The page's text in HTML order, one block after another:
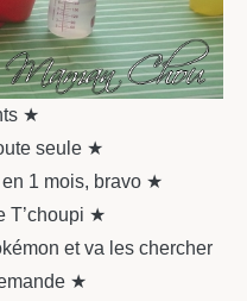
★
seule ★
1 mois, bravo ★
T’choupi ★
et va les chercher
★